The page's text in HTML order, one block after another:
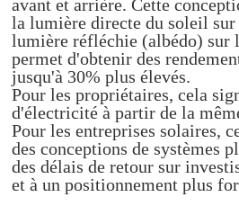
avant et arrière. Cette
la lumière directe du soleil sur
lumière réfléchie (albédo) sur
permet d'obtenir des
jusqu'à 30% plus élevés.
Pour les propriétaires, cela
d'électricité à partir de la
Pour les entreprises solaires,
des conceptions de systèmes
des délais de retour sur
et à un positionnement plus